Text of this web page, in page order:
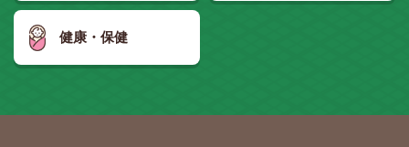
健康・保健